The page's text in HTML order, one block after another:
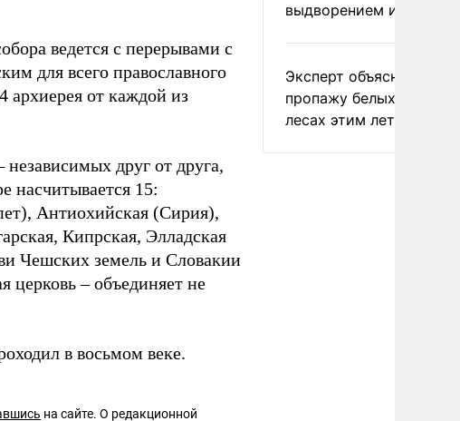
ведется с перерывами с
для всего православного
от каждой из
друг от друга,
насчитывается 15:
Антиохийская (Сирия),
Кипрская, Элладская
Чешских земель и Словакии
церковь – объединяет не
в восьмом веке.
на сайте. О редакционной
выдворением из
Эксперт объяснил
пропажу белых грибов
лесах этим летом